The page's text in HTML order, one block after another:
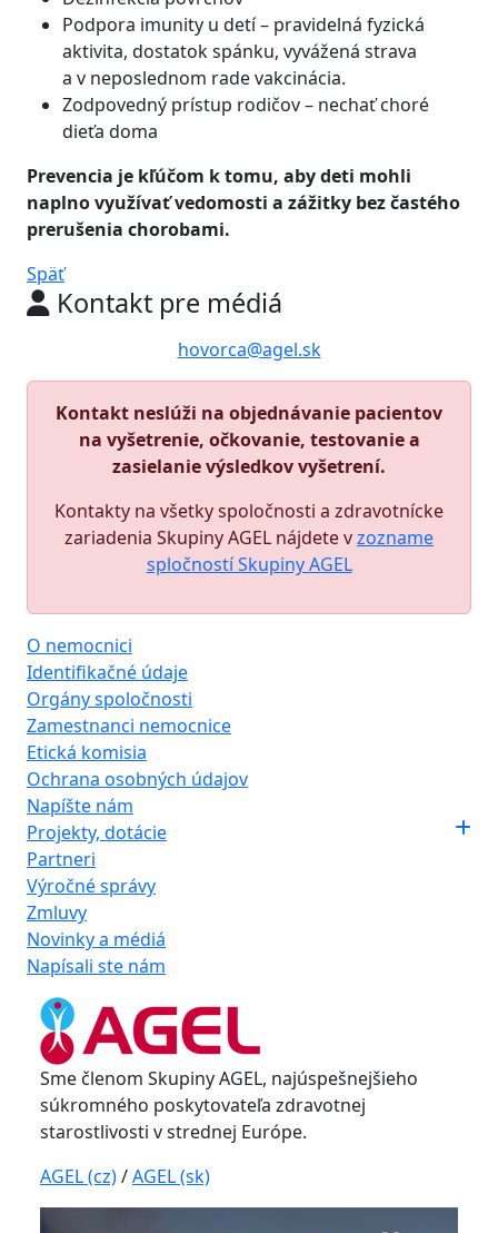
Podpora imunity u detí – pravidelná fyzická
aktivita, dostatok spánku, vyvážená strava
a v neposlednom rade vakcinácia.
Zodpovedný prístup rodičov – nechať choré
dieťa doma
Prevencia je kľúčom k tomu, aby deti mohli
naplno využívať vedomosti a zážitky bez častého
prerušenia chorobami.
Späť
Kontakt pre médiá
hovorca@agel.sk
Kontakt neslúži na objednávanie pacientov
na vyšetrenie, očkovanie, testovanie a
zasielanie výsledkov vyšetrení.
Kontakty na všetky spoločnosti a zdravotnícke
zariadenia Skupiny AGEL nájdete vzozname
spločností Skupiny AGEL
O nemocnici
Identifikačné údaje
Orgány spoločnosti
Zamestnanci nemocnice
Etická komisia
Ochrana osobných údajov
Napíšte nám
Projekty, dotácie
Partneri
Výročné správy
Zmluvy
Novinky a médiá
Napísali ste nám
Sme členom Skupiny AGEL, najúspešnejšieho
súkromného poskytovateľa zdravotnej
starostlivosti v strednej Európe.
AGEL (cz)/AGEL (sk)